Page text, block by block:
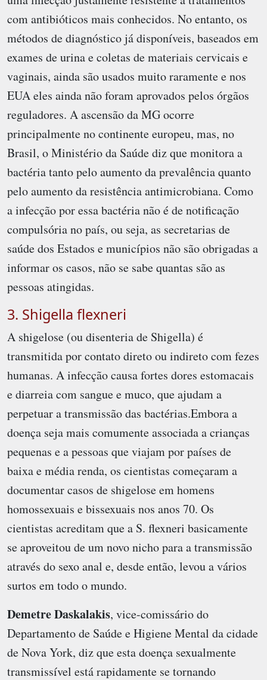
com antibióticos mais conhecidos. No entanto, os
métodos de diagnóstico já disponíveis, baseados em
exames de urina e coletas de materiais cervicais e
vaginais, ainda são usados muito raramente e nos
EUA eles ainda não foram aprovados pelos órgãos
reguladores. A ascensão da MG ocorre
principalmente no continente europeu, mas, no
Brasil, o Ministério da Saúde diz que monitora a
bactéria tanto pelo aumento da prevalência quanto
pelo aumento da resistência antimicrobiana. Como
a infecção por essa bactéria não é de notificação
compulsória no país, ou seja, as secretarias de
saúde dos Estados e municípios não são obrigadas a
informar os casos, não se sabe quantas são as
pessoas atingidas.
3. Shigella flexneri
A shigelose (ou disenteria de Shigella) é
transmitida por contato direto ou indireto com fezes
humanas. A infecção causa fortes dores estomacais
e diarreia com sangue e muco, que ajudam a
perpetuar a transmissão das bactérias.Embora a
doença seja mais comumente associada a crianças
pequenas e a pessoas que viajam por países de
baixa e média renda, os cientistas começaram a
documentar casos de shigelose em homens
homossexuais e bissexuais nos anos 70. Os
cientistas acreditam que a S. flexneri basicamente
se aproveitou de um novo nicho para a transmissão
através do sexo anal e, desde então, levou a vários
surtos em todo o mundo.
Demetre Daskalakis, vice-comissário do
Departamento de Saúde e Higiene Mental da cidade
de Nova York, diz que esta doença sexualmente
transmissível está rapidamente se tornando